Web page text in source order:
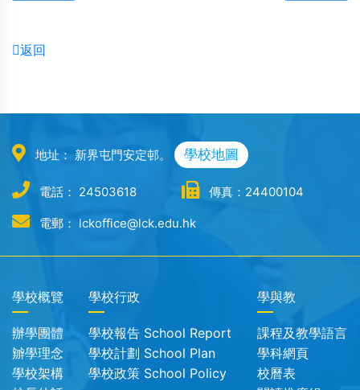
返回
地址： 新界屯門安定邨。 學校地圖
電話： 24503618 傳真：24400104
電郵： lckoffice@lck.edu.hk
學校概覽
辦學團體
辧學理念
學校架構
學校行政
學校報告 School Report
學校計劃 School Plan
學校政策 School Policy
學與教
課程及教學語言
學科網頁
校曆表